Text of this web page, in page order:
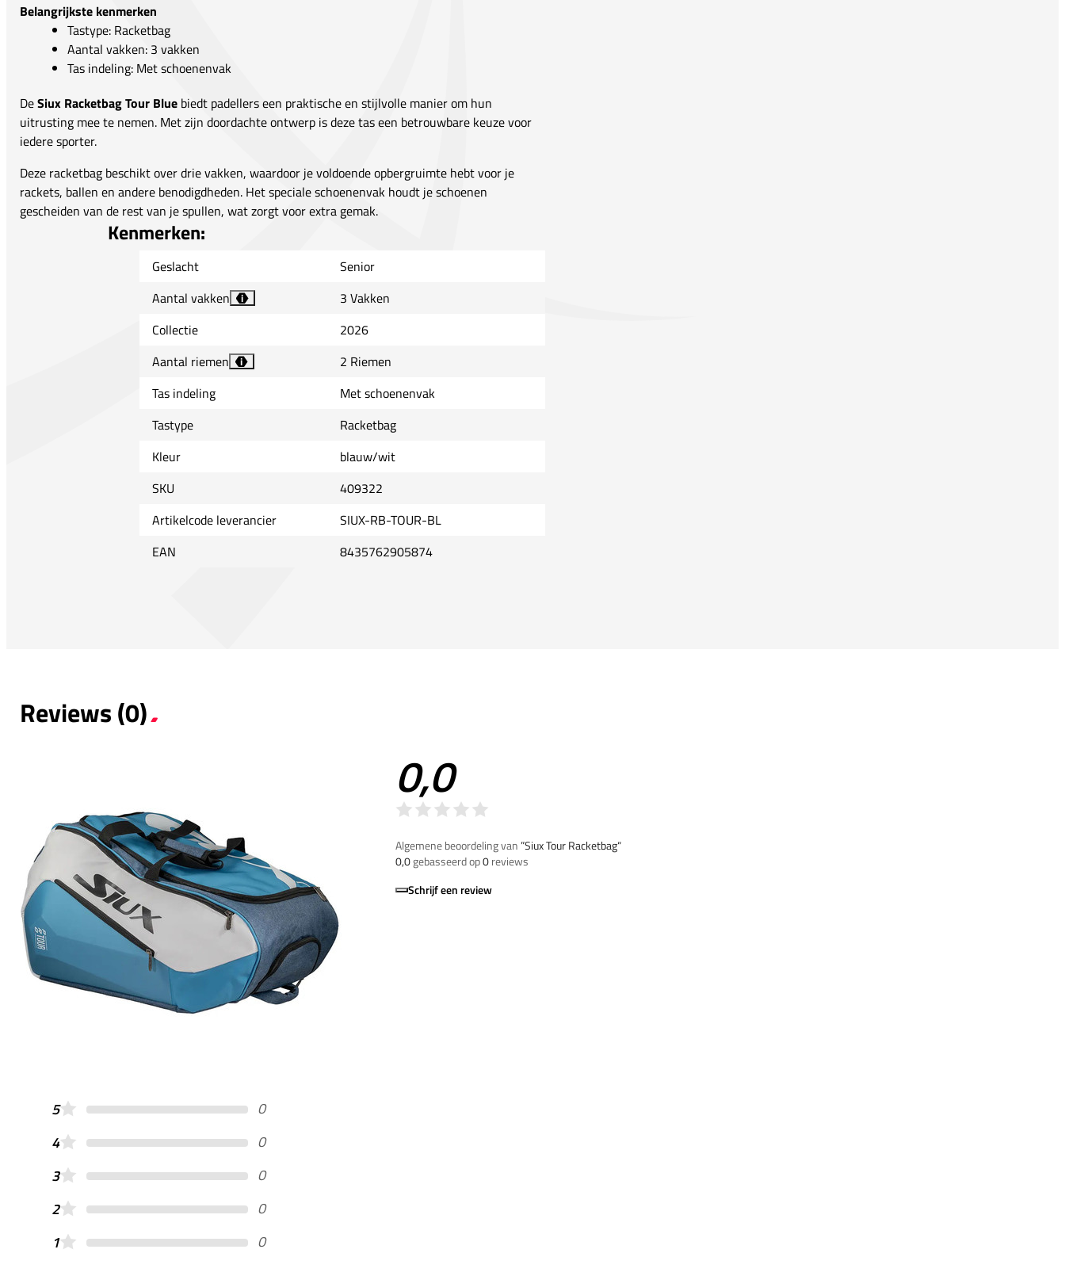
Belangrijkste kenmerken
Tastype: Racketbag
Aantal vakken: 3 vakken
Tas indeling: Met schoenenvak
DeSiux Racketbag Tour Blue biedt padellers een praktische en stijlvolle manier om hun
uitrusting mee te nemen. Met zijn doordachte ontwerp is deze tas een betrouwbare keuze voor
iedere sporter.
Deze racketbag beschikt over drie vakken, waardoor je voldoende opbergruimte hebt voor je
rackets, ballen en andere benodigdheden. Het speciale schoenenvak houdt je schoenen
gescheiden van de rest van je spullen, wat zorgt voor extra gemak.
Kenmerken:
Geslacht
Senior
Aantal vakken
i
3 Vakken
Collectie
2026
Aantal riemen
i
2 Riemen
Tas indeling
Met schoenenvak
Tastype
Racketbag
Kleur
blauw/wit
SKU
409322
Artikelcode leverancier
SIUX-RB-TOUR-BL
EAN
8435762905874
Reviews (0)
0,0
Algemene beoordeling van”Siux Tour Racketbag“
0,0gebasseerd op0reviews
Schrijf een review
5
0
4
0
3
0
2
0
1
0